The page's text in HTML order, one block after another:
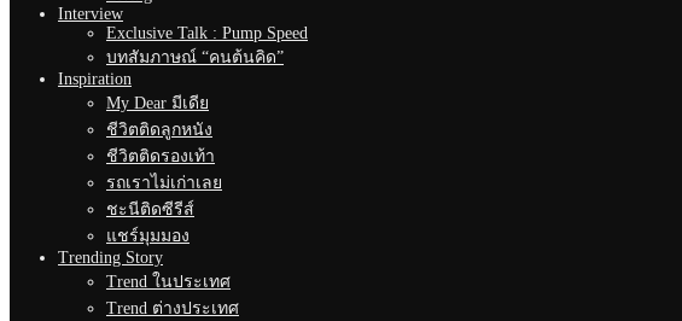
Interview
Exclusive Talk : Pump Speed
บทสัมภาษณ์ “คนต้นคิด”
Inspiration
My Dear มีเดีย
ชีวิตติดลูกหนัง
ชีวิตติดรองเท้า
รถเราไม่เก่าเลย
ชะนีติดซีรีส์
แชร์มุมมอง
Trending Story
Trend ในประเทศ
Trend ต่างประเทศ